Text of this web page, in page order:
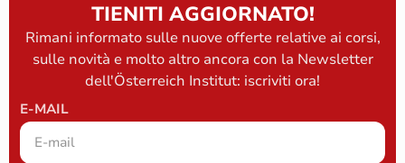
TIENITI AGGIORNATO!
Rimani informato sulle nuove offerte relative ai corsi,
sulle novità e molto altro ancora con la Newsletter
dell'Österreich Institut: iscriviti ora!
E-MAIL